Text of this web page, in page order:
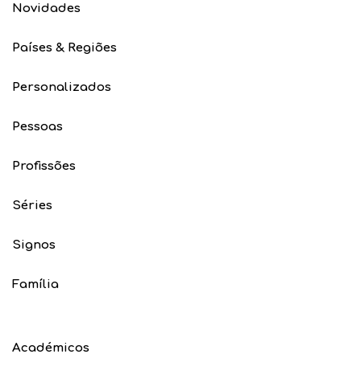
Novidades
Países & Regiões
Personalizados
Pessoas
Profissões
Séries
Signos
Família
Académicos